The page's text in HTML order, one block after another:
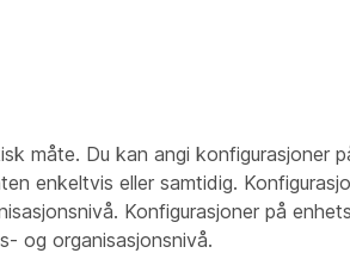
måte. Du kan angi konfigurasjoner
enkeltvis eller samtidig.
Konfigurasjoner på
og organisasjonsnivå.